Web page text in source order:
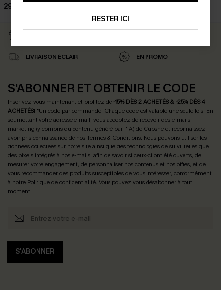
29,00 €
RESTER ICI
RETOURS GRATUITS
LIVRAISON ÉCLAIR EN PROMO
S'ABONNER ET OBTENIR LE CODE
Inscrivez-vous maintenant et profitez de -15% DÈS 2 ACHETÉS & -25% DÈS 4
ACHETÉS! *Un code par commande. Chaque code est valable une seule fois. En
soumettant votre adresse e-mail, vous acceptez de recevoir des e-mails
marketing (y compris du contenu généré par l'IA) de Cupshe et reconnaissez
avoir pris connaissance de nosTermes & Conditions. Nous pouvons utiliser les
données collectées sur notre site ainsi que des technologies de suivi, telles que
des pixels intégrés à nos e-mails, afin de savoir si ceux-ci ont été ouverts, de
mesurer votre engagement, de personnaliser nos contenus et nos offres, et de
vous recommander des produits susceptibles de vous intéresser, conformément
à notre Politique de confidentialité. Vous pouvez vous désabonner à tout
moment.
S'ABONNER